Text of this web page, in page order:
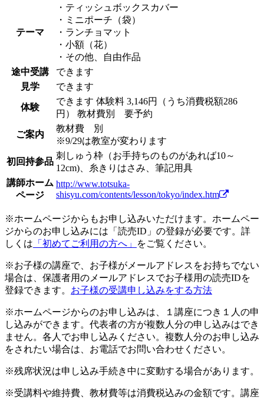
テーマ
・ティッシュボックスカバー
・ミニポーチ（袋）
・ランチョマット
・小額（花）
・その他、自由作品
途中受講
できます
見学
できます
体験
できます 体験料 3,146円（うち消費税額286
円） 教材費別 要予約
ご案内
教材費 別
※9/29は教室が変わります
初回持参品
刺しゅう枠（お手持ちのものがあれば10～
12cm)、糸きりはさみ、筆記用具
講師ホーム
ページ
http://www.totsuka-
shisyu.com/contents/lesson/tokyo/index.htm
※ホームページからもお申し込みいただけます。ホームペー
ジからのお申し込みには「読売ID」の登録が必要です。詳
しくは 「初めてご利用の方へ」 をご覧ください。
※お子様の講座で、お子様がメールアドレスをお持ちでない
場合は、保護者用のメールアドレスでお子様用の読売IDを
登録できます。 お子様の受講申し込みをする方法
※ホームページからのお申し込みは、１講座につき１人の申
し込みができます。代表者の方が複数人分の申し込みはでき
ません。各人でお申し込みください。複数人分のお申し込み
をされたい場合は、お電話でお問い合わせください。
※残席状況は申し込み手続き中に変動する場合があります。
※受講料や維持費、教材費等は消費税込みの金額です。講座